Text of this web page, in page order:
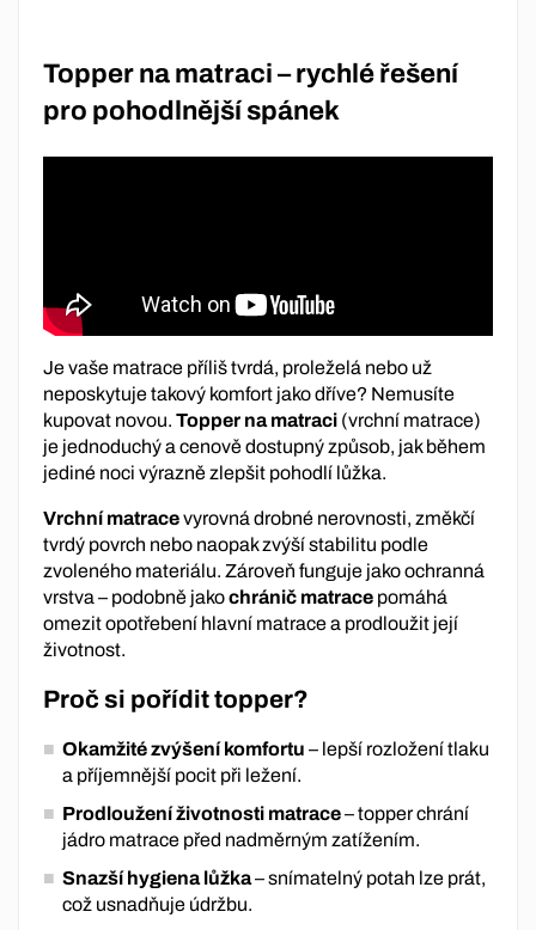
Topper na matraci – rychlé řešení
pro pohodlnější spánek
Je vaše matrace příliš tvrdá, proleželá nebo už
neposkytuje takový komfort jako dříve? Nemusíte
kupovat novou. Topper na matraci (vrchní matrace)
je jednoduchý a cenově dostupný způsob, jak během
jediné noci výrazně zlepšit pohodlí lůžka.
Vrchní matracevyrovná drobné nerovnosti, změkčí
tvrdý povrch nebo naopak zvýší stabilitu podle
zvoleného materiálu. Zároveň funguje jako ochranná
vrstva – podobně jakochránič matrace pomáhá
omezit opotřebení hlavní matrace a prodloužit její
životnost.
Proč si pořídit topper?
Okamžité zvýšení komfortu – lepší rozložení tlaku
a příjemnější pocit při ležení.
Prodloužení životnosti matrace– topper chrání
jádro matrace před nadměrným zatížením.
Snazší hygiena lůžka– snímatelný potah lze prát,
což usnadňuje údržbu.